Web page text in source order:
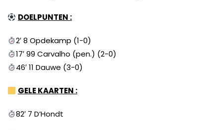
DOELPUNTEN :
2′ 8 Opdekamp (1-0)
17′ 99 Carvalho (pen.) (2-0)
46′ 11 Dauwe (3-0)
GELE KAARTEN :
82′ 7 D’Hondt